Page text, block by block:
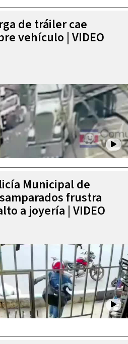
de tráiler cae
vehículo | VIDEO
Municipal de
frustra
a joyería | VIDEO